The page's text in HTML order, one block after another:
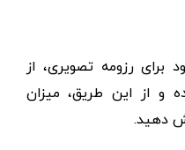
رزومه تصویری، از
و از این طریق، میزان
دهید.